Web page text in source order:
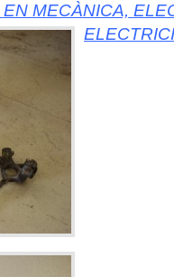
MECÀNICA,